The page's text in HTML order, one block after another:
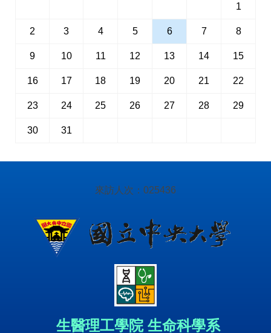
1
2 3 4 5 6 7 8
9 10 11 12 13 14 15
16 17 18 19 20 21 22
23 24 25 26 27 28 29
30 31
來訪人次： 025436
生醫理工學院 生命科學系